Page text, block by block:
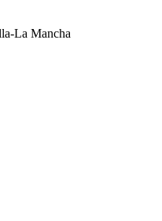
La Mancha